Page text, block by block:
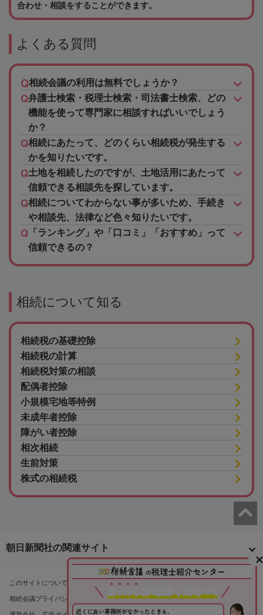
合わせ・相談をすることができます。
よくある質問
相続会議の利用は無料でしょうか？
弁護士検索・税理士検索・司法書士検索、どの
機能を使って専門家に相談すればいいでしょう
か？
相続にあたって、どのくらい相続税が発生する
かを知りたいです。
土地を相続したのですが、土地活用にあたって
信頼できる相談先を探しています。
相続についてわからない事が多いため、手続き
や相談先、法律など色々知りたいです。
「ランキング」や「口コミ」「おすすめ」って
信頼できるの？
相続について知る
相続税の基礎控除
相続税の計算
相続税対策の相談
配偶者控除
小規模宅地等特例
未成年者控除
障がい者控除
相次相続
生前対策
株式の相続税
の税理士紹介センター
ったら
近くに良い事務所がなかったときも、
朝日新聞社の関連サイト
このサイトについて サイトポリシー 相続会議利用規約
相続会議プライバシーポリシー 利用者情報の外部送信 プライバシーポータル